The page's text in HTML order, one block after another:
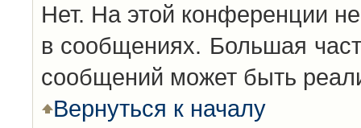
Нет. На этой конференции
в сообщениях. Большая
сообщений может быть
Вернуться к началу